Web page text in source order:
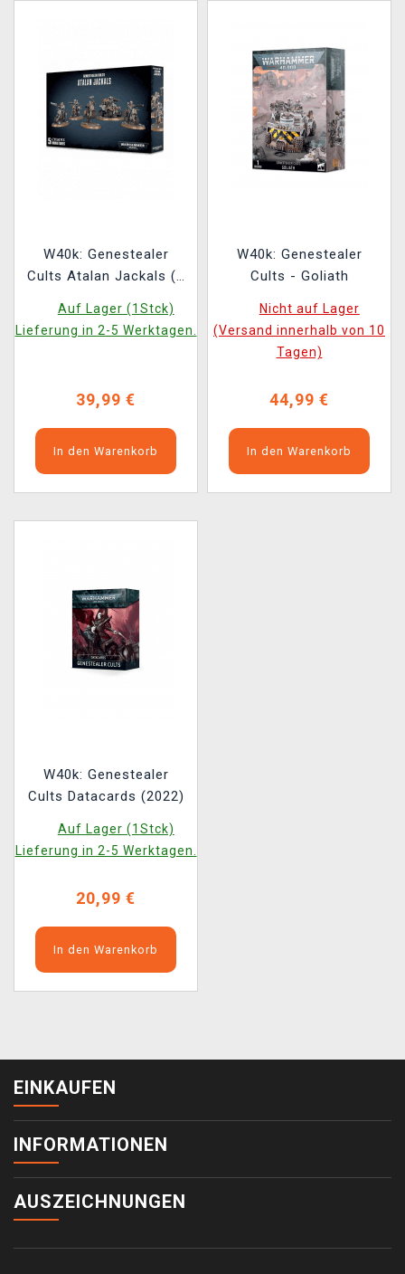
W40k: Genestealer
Cults Atalan Jackals (5
Auf Lager (1Stck)
Lieferung in 2-5 Werktagen.
39,99 €
In den Warenkorb
W40k: Genestealer
Cults - Goliath
Nicht auf Lager
(Versand innerhalb von 10
Tagen)
44,99 €
In den Warenkorb
W40k: Genestealer
Cults Datacards (2022)
Auf Lager (1Stck)
Lieferung in 2-5 Werktagen.
20,99 €
In den Warenkorb
EINKAUFEN
INFORMATIONEN
AUSZEICHNUNGEN